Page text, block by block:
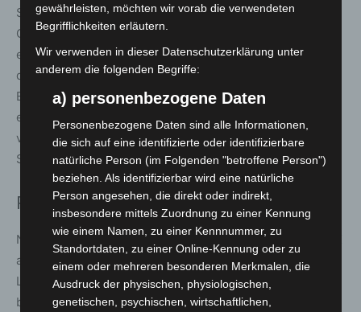
Strukturreformen umzusetzen, die das
Gesundheitswesen einfacher, digitaler und damit
effizienter machen. Gleichzeitig darf die Stabilisierung
der gesetzlichen Krankenversicherung nicht allein über
Einsparungen erfolgen. Wir erwarten daher vom Bund
eine auskömmliche Finanzierung der
versicherungsfremden Leistungen. Die
Sozialversicherung ist keine Sparkasse des Bundes.“
Prävention stärker in den Fokus rücken
Neben Struktur- und Finanzfragen befasste sich die GMK
auch mit Gesundheitsförderung und Prävention. Die
Länder sehen hier Nachholbedarf und fordern eine
bundesweite Gesamtstrategie. Ziel ist es,
gewährleisten, möchten wir vorab die verwendeten
Begrifflichkeiten erläutern.
Wir verwenden in dieser Datenschutzerklärung unter
anderem die folgenden Begriffe:
a) personenbezogene Daten
Personenbezogene Daten sind alle Informationen,
die sich auf eine identifizierte oder identifizierbare
natürliche Person (im Folgenden "betroffene Person")
beziehen. Als identifizierbar wird eine natürliche
Person angesehen, die direkt oder indirekt,
insbesondere mittels Zuordnung zu einer Kennung
wie einem Namen, zu einer Kennnummer, zu
Standortdaten, zu einer Online-Kennung oder zu
einem oder mehreren besonderen Merkmalen, die
Ausdruck der physischen, physiologischen,
genetischen, psychischen, wirtschaftlichen,